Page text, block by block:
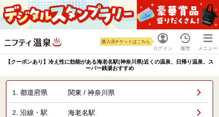
ログイン
購入済チケットはこちら
履歴 メニュー
【クーポンあり】冷え性に効能がある海老名駅(神奈川県)近くの温泉、日帰り温泉、ス
ーパー銭湯おすすめ
1. 都道府県 関東 / 神奈川県
2. 沿線・駅 海老名駅